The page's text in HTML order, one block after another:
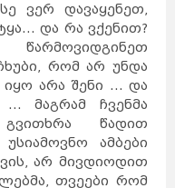
ვერ დავაყენეთ,
და რა ვქენით?
რომ არ უნდა
არა შენი ... და
მაგრამ ჩვენმა
წადით
ამბები
არ მივდიოდით
თვეები რომ